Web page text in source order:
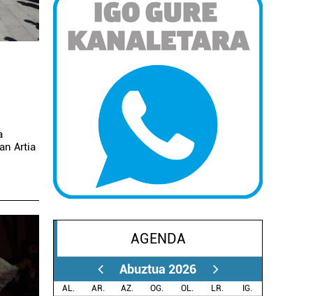
Artia
AGENDA
Abuztua 2026
AL. AR. AZ. OG. OL. LR.
IG.